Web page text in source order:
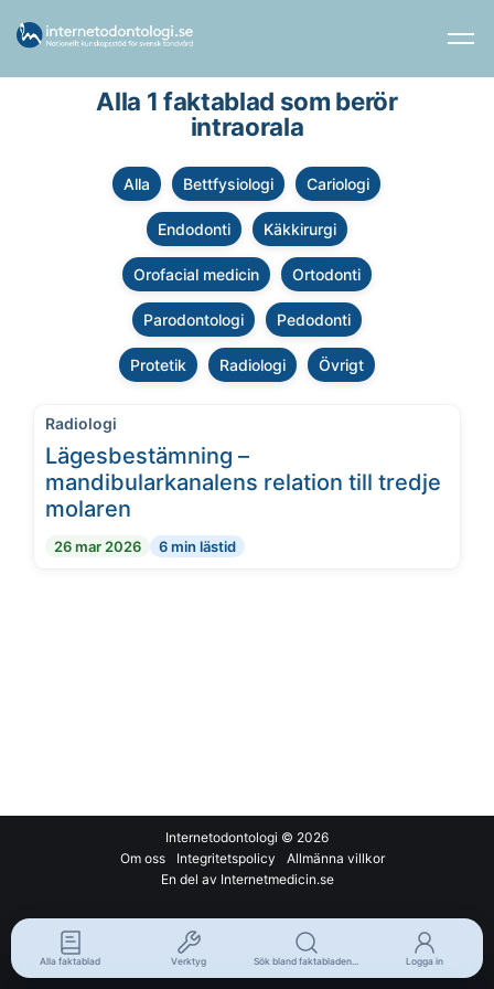
Alla 1 faktablad som berör
intraorala
Alla Bettfysiologi Cariologi
Endodonti Käkkirurgi
Orofacial medicin Ortodonti
Parodontologi Pedodonti
Protetik Radiologi Övrigt
Radiologi
Lägesbestämning –
mandibularkanalens relation till tredje
molaren
26 mar 2026 6 min lästid
Internetodontologi © 2026
Om oss
Integritetspolicy
Allmänna villkor
En del av Internetmedicin.se
Alla faktablad Verktyg Sök bland faktabladen... Logga in